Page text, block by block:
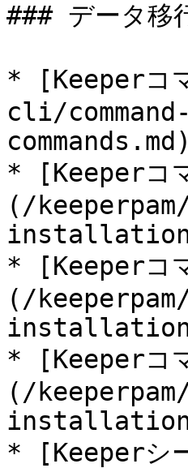
### データ移
* [Keeperコ
cli/
commands.md)
* [Keeperコ
(/
installation-
* [Keeperコ
(/
* [Keeperコ
(/
* [Keeperシ